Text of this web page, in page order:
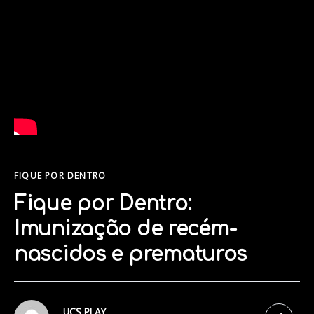
FIQUE POR DENTRO
Fique por Dentro:
Imunização de recém-
nascidos e prematuros